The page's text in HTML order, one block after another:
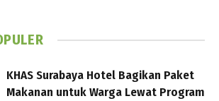
KHAS Surabaya Hotel Bagikan Paket
Makanan untuk Warga Lewat Program